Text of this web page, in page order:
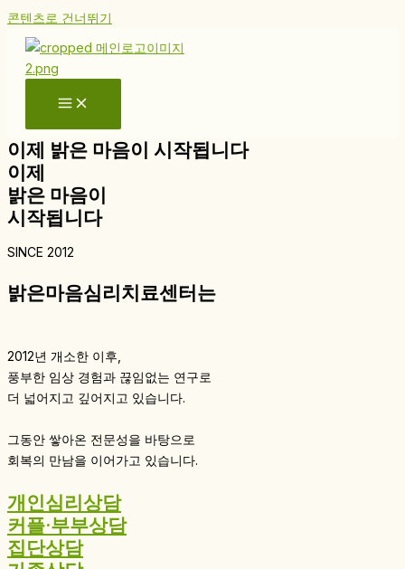
콘텐츠로 건너뛰기
이제 밝은 마음이 시작됩니다
이제
밝은 마음이
시작됩니다
SINCE 2012
밝은마음심리치료센터는
2012년 개소한 이후,
풍부한 임상 경험과 끊임없는 연구로
더 넓어지고 깊어지고 있습니다.
그동안 쌓아온 전문성을 바탕으로
회복의 만남을 이어가고 있습니다.
개인심리상담
커플·부부상담
집단상담